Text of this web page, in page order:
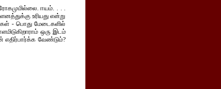
ஈயம். . . .
உரியது என்று
- பொது மேடைகளில்
ஒரு இடம்
எதிர்பார்க்க வேண்டும்?